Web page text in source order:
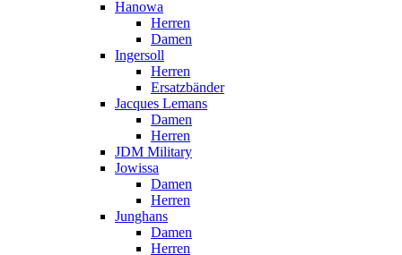
Hanowa
Herren
Damen
Ingersoll
Herren
Ersatzbänder
Jacques Lemans
Damen
Herren
JDM Military
Jowissa
Damen
Herren
Junghans
Damen
Herren